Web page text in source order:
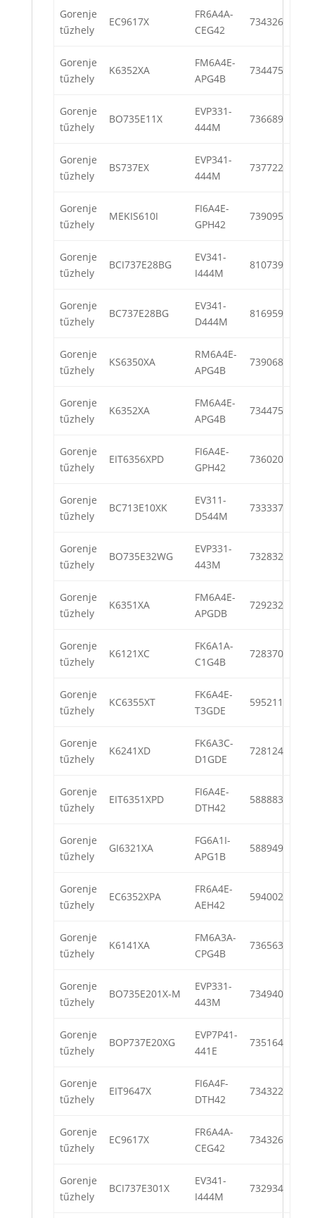
Gorenje
tűzhely
EC9617X
FR6A4A-
CEG42
734326
Gorenje
tűzhely
K6352XA
FM6A4E-
APG4B
734475
Gorenje
tűzhely
BO735E11X
EVP331-
444M
736689
Gorenje
tűzhely
BS737EX
EVP341-
444M
737722
Gorenje
tűzhely
MEKIS610I
FI6A4E-
GPH42
739095
Gorenje
tűzhely
BCI737E28BG
EV341-
I444M
810739
Gorenje
tűzhely
BC737E28BG
EV341-
D444M
816959
Gorenje
tűzhely
KS6350XA
RM6A4E-
APG4B
739068
Gorenje
tűzhely
K6352XA
FM6A4E-
APG4B
734475
Gorenje
tűzhely
EIT6356XPD
FI6A4E-
GPH42
736020
Gorenje
tűzhely
BC713E10XK
EV311-
D544M
733337
Gorenje
tűzhely
BO735E32WG
EVP331-
443M
732832
Gorenje
tűzhely
K6351XA
FM6A4E-
APGDB
729232
Gorenje
tűzhely
K6121XC
FK6A1A-
C1G4B
728370
Gorenje
tűzhely
KC6355XT
FK6A4E-
T3GDE
595211
Gorenje
tűzhely
K6241XD
FK6A3C-
D1GDE
728124
Gorenje
tűzhely
EIT6351XPD
FI6A4E-
DTH42
588883
Gorenje
tűzhely
GI6321XA
FG6A1I-
APG1B
588949
Gorenje
tűzhely
EC6352XPA
FR6A4E-
AEH42
594002
Gorenje
tűzhely
K6141XA
FM6A3A-
CPG4B
736563
Gorenje
tűzhely
BO735E201X-M
EVP331-
443M
734940
Gorenje
tűzhely
BOP737E20XG
EVP7P41-
441E
735164
Gorenje
tűzhely
EIT9647X
FI6A4F-
DTH42
734322
Gorenje
tűzhely
EC9617X
FR6A4A-
CEG42
734326
Gorenje
tűzhely
BCI737E301X
EV341-
I444M
732934